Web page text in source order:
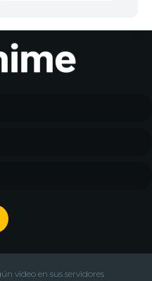
Historico
Josei
Romance
video en sus servidores